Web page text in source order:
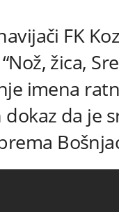
FK
žica,
imena
da je